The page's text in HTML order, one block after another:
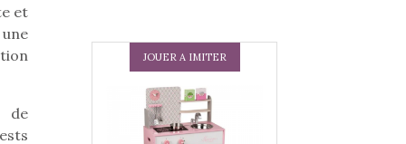
et
de
JOUER A IMITER